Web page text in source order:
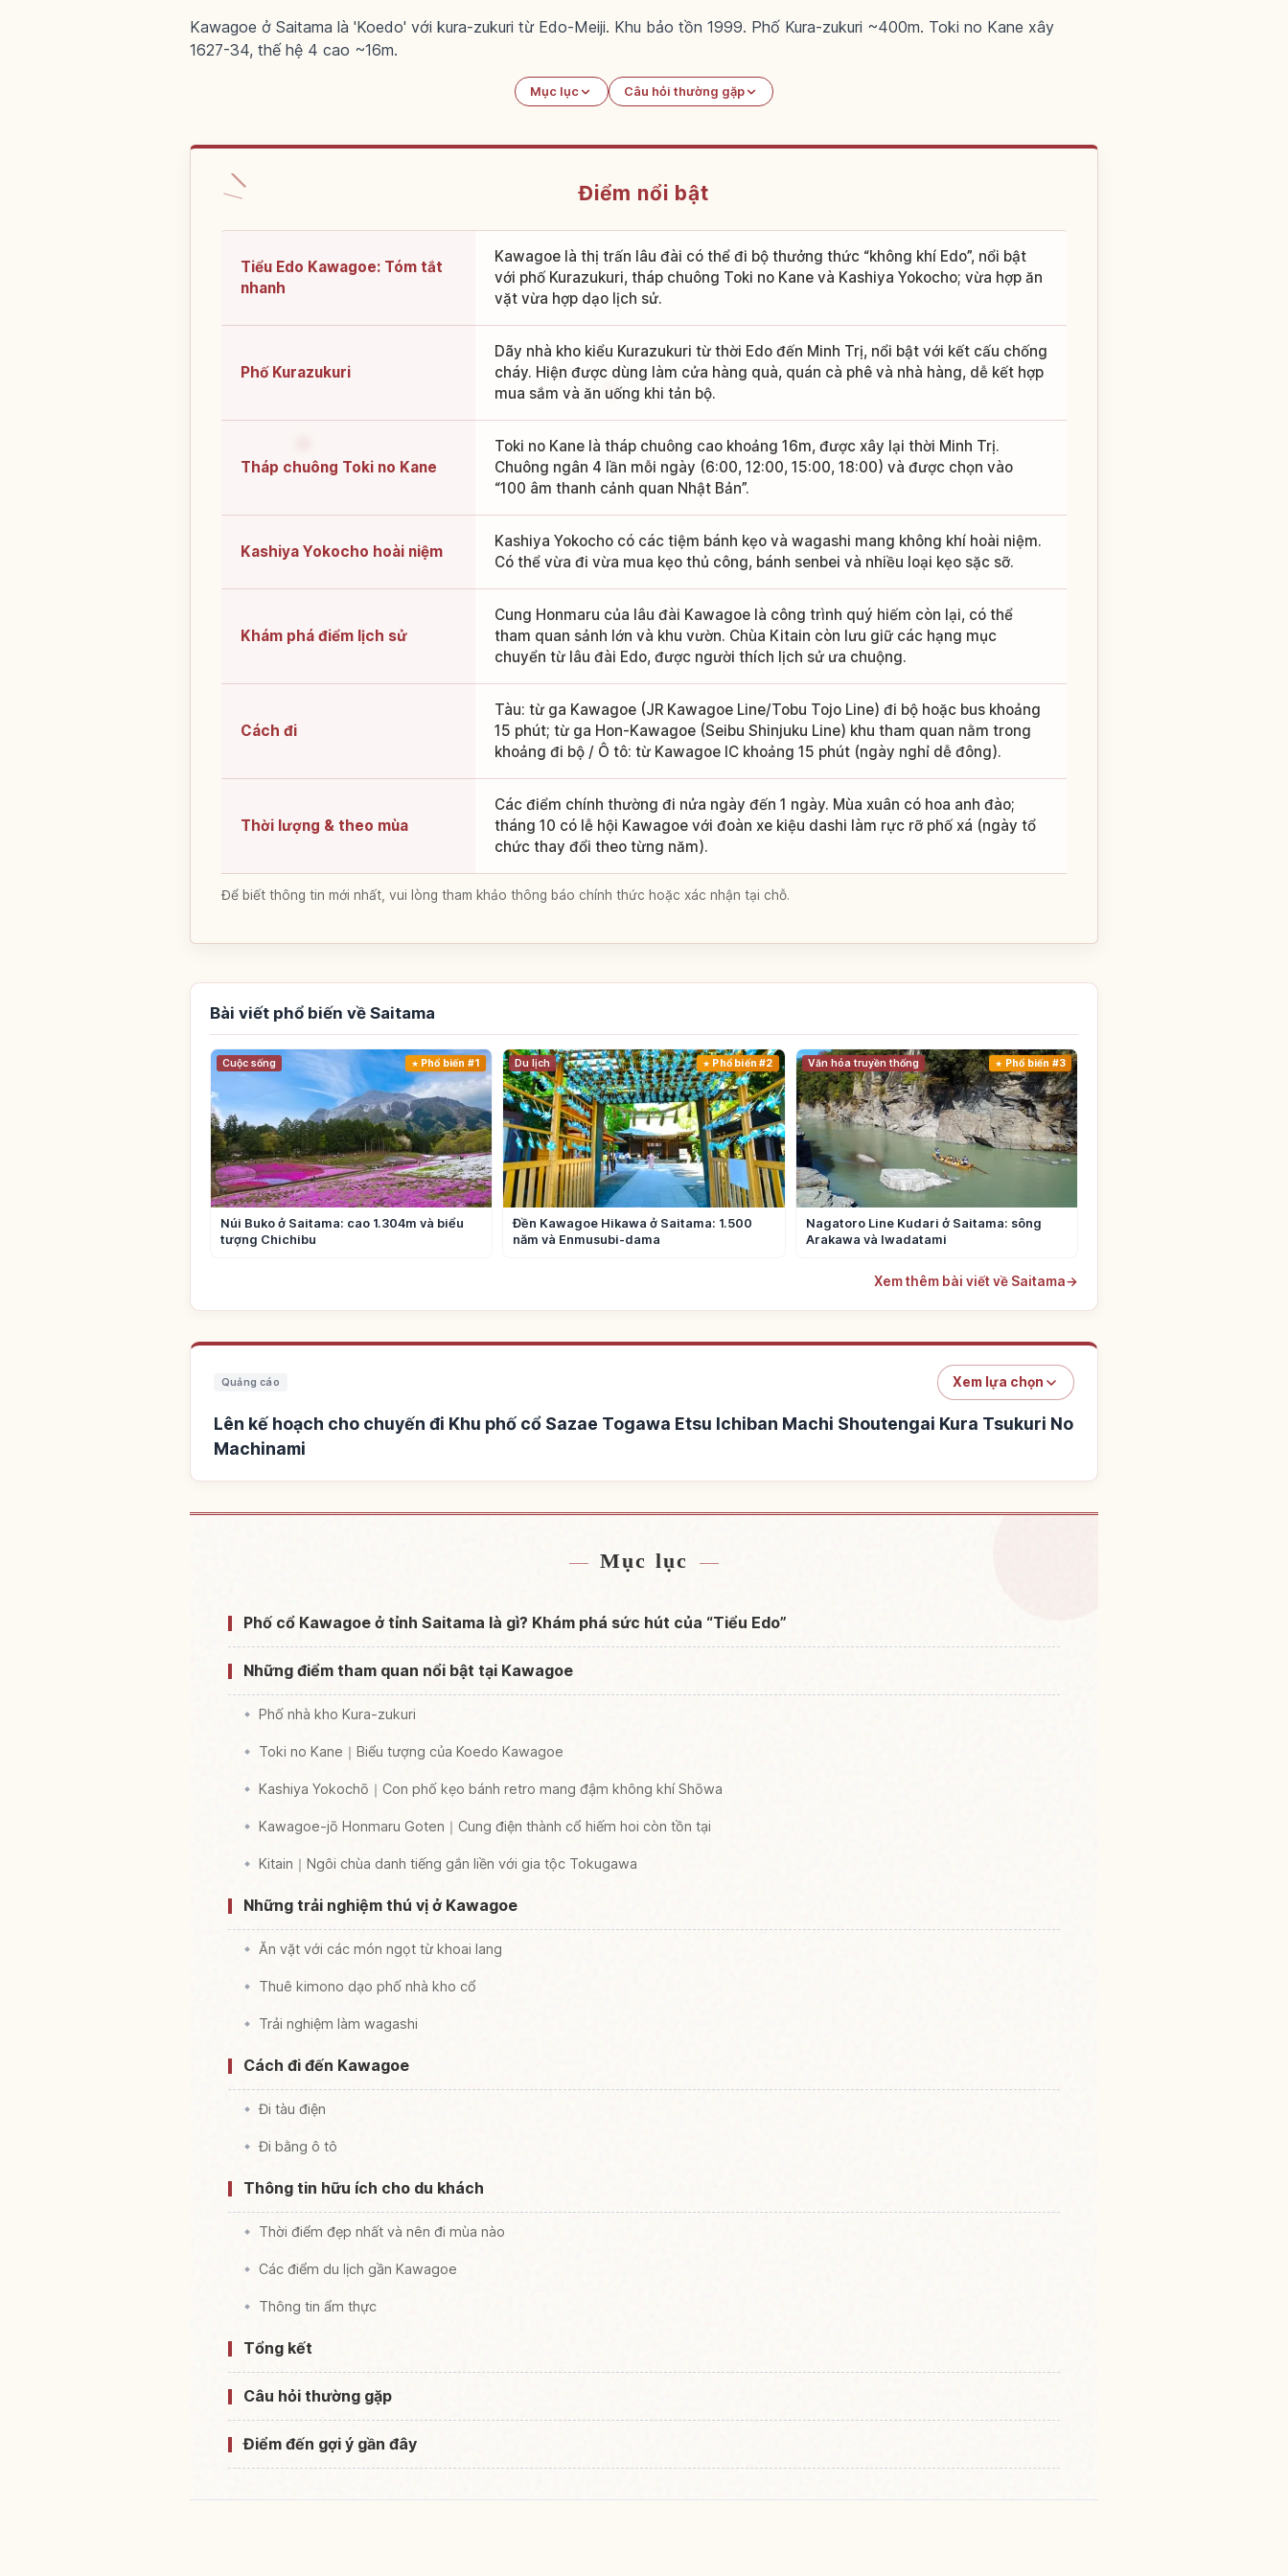
Kawagoe ở Saitama là 'Koedo' với kura-zukuri từ Edo-Meiji. Khu bảo tồn 1999. Phố Kura-zukuri ~400m. Toki no Kane xây
1627-34, thế hệ 4 cao ~16m.
Mục lục Câu hỏi thường gặp
Điểm nổi bật
Tiểu Edo Kawagoe: Tóm tắt
nhanh
Kawagoe là thị trấn lâu đài có thể đi bộ thưởng thức “không khí Edo”, nổi bật
với phố Kurazukuri, tháp chuông Toki no Kane và Kashiya Yokocho; vừa hợp ăn
vặt vừa hợp dạo lịch sử.
Phố Kurazukuri
Dãy nhà kho kiểu Kurazukuri từ thời Edo đến Minh Trị, nổi bật với kết cấu chống
cháy. Hiện được dùng làm cửa hàng quà, quán cà phê và nhà hàng, dễ kết hợp
mua sắm và ăn uống khi tản bộ.
Tháp chuông Toki no Kane
Toki no Kane là tháp chuông cao khoảng 16m, được xây lại thời Minh Trị.
Chuông ngân 4 lần mỗi ngày (6:00, 12:00, 15:00, 18:00) và được chọn vào
“100 âm thanh cảnh quan Nhật Bản”.
Kashiya Yokocho hoài niệm
Kashiya Yokocho có các tiệm bánh kẹo và wagashi mang không khí hoài niệm.
Có thể vừa đi vừa mua kẹo thủ công, bánh senbei và nhiều loại kẹo sặc sỡ.
Khám phá điểm lịch sử
Cung Honmaru của lâu đài Kawagoe là công trình quý hiếm còn lại, có thể
tham quan sảnh lớn và khu vườn. Chùa Kitain còn lưu giữ các hạng mục
chuyển từ lâu đài Edo, được người thích lịch sử ưa chuộng.
Cách đi
Tàu: từ ga Kawagoe (JR Kawagoe Line/Tobu Tojo Line) đi bộ hoặc bus khoảng
15 phút; từ ga Hon-Kawagoe (Seibu Shinjuku Line) khu tham quan nằm trong
khoảng đi bộ / Ô tô: từ Kawagoe IC khoảng 15 phút (ngày nghỉ dễ đông).
Thời lượng & theo mùa
Các điểm chính thường đi nửa ngày đến 1 ngày. Mùa xuân có hoa anh đào;
tháng 10 có lễ hội Kawagoe với đoàn xe kiệu dashi làm rực rỡ phố xá (ngày tổ
chức thay đổi theo từng năm).
Để biết thông tin mới nhất, vui lòng tham khảo thông báo chính thức hoặc xác nhận tại chỗ.
Bài viết phổ biến về Saitama
Cuộc sống Phổ biến #1
Núi Buko ở Saitama: cao 1.304m và biểu
tượng Chichibu
Du lịch Phổ biến #2
Đền Kawagoe Hikawa ở Saitama: 1.500
năm và Enmusubi-dama
Văn hóa truyền thống Phổ biến #3
Nagatoro Line Kudari ở Saitama: sông
Arakawa và Iwadatami
Xem thêm bài viết về Saitama→
Quảng cáo Xem lựa chọn
Lên kế hoạch cho chuyến đi Khu phố cổ Sazae Togawa Etsu Ichiban Machi Shoutengai Kura Tsukuri No
Machinami
Mục lục
Phố cổ Kawagoe ở tỉnh Saitama là gì? Khám phá sức hút của “Tiểu Edo”
Những điểm tham quan nổi bật tại Kawagoe
Phố nhà kho Kura-zukuri
Toki no Kane｜Biểu tượng của Koedo Kawagoe
Kashiya Yokochō｜Con phố kẹo bánh retro mang đậm không khí Shōwa
Kawagoe-jō Honmaru Goten｜Cung điện thành cổ hiếm hoi còn tồn tại
Kitain｜Ngôi chùa danh tiếng gắn liền với gia tộc Tokugawa
Những trải nghiệm thú vị ở Kawagoe
Ăn vặt với các món ngọt từ khoai lang
Thuê kimono dạo phố nhà kho cổ
Trải nghiệm làm wagashi
Cách đi đến Kawagoe
Đi tàu điện
Đi bằng ô tô
Thông tin hữu ích cho du khách
Thời điểm đẹp nhất và nên đi mùa nào
Các điểm du lịch gần Kawagoe
Thông tin ẩm thực
Tổng kết
Câu hỏi thường gặp
Điểm đến gợi ý gần đây